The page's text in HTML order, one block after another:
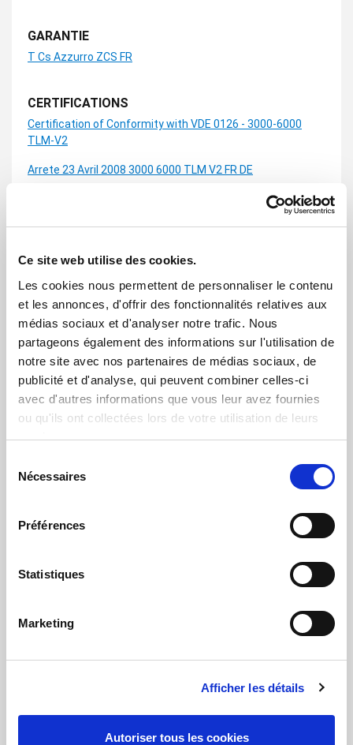
Ce site web utilise des cookies.
Les cookies nous permettent de personnaliser le contenu
et les annonces, d'offrir des fonctionnalités relatives aux
médias sociaux et d'analyser notre trafic. Nous
partageons également des informations sur l'utilisation de
notre site avec nos partenaires de médias sociaux, de
publicité et d'analyse, qui peuvent combiner celles-ci
avec d'autres informations que vous leur avez fournies
ou qu'ils ont collectées lors de votre utilisation de leurs
services.
Nécessaires
Préférences
Statistiques
Marketing
Afficher les détails
Autoriser tous les cookies
GARANTIE
T Cs Azzurro ZCS FR
CERTIFICATIONS
Certification of Conformity with VDE 0126 - 3000-6000
TLM-V2
Arrete 23 Avril 2008 3000 6000 TLM V2 FR DE
Attestation of Conformity with EMC (EN61000) - 3000-
TLM-V2
Attestation of Conformity with EN50549 - 3000-6000 TLM-
V2
CE Declaratation of Conformity ZCS
Certificate of Factory Inspection ZCS
FIRMWARE